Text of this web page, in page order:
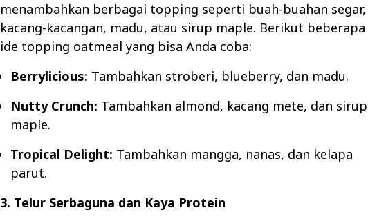
menambahkan berbagai topping seperti buah-buahan segar,
kacang-kacangan, madu, atau sirup maple. Berikut beberapa
ide topping oatmeal yang bisa Anda coba:
Berrylicious: Tambahkan stroberi, blueberry, dan madu.
Nutty Crunch: Tambahkan almond, kacang mete, dan sirup
maple.
Tropical Delight: Tambahkan mangga, nanas, dan kelapa
parut.
3. Telur Serbaguna dan Kaya Protein